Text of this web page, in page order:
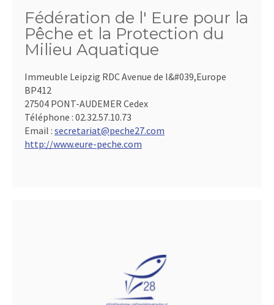
Fédération de l' Eure pour la
Pêche et la Protection du
Milieu Aquatique
Immeuble Leipzig RDC Avenue de l&#039,Europe
BP412
27504 PONT-AUDEMER Cedex
Téléphone : 02.32.57.10.73
Email : secretariat@peche27.com
http://www.eure-peche.com